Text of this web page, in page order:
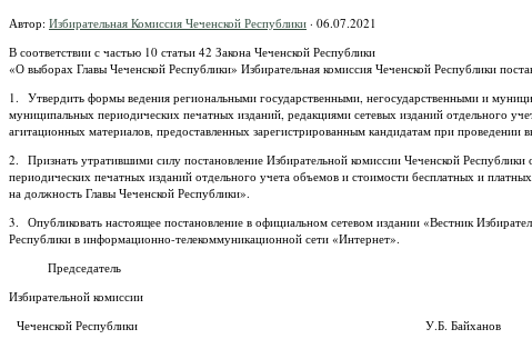
Автор: Избирательная Комиссия Чеченской Республики · 06.07.2021
В соответствии с частью 10 статьи 42 Закона Чеченской Республики
«О выборах Главы Чеченской Республики» Избирательная комиссия Чеченской Республики
1. Утвердить формы ведения региональными государственными, негосударственными и
муниципальных периодических печатных изданий, редакциями сетевых изданий отдельного
агитационных материалов, предоставленных зарегистрированным кандидатам при
2. Признать утратившими силу постановление Избирательной комиссии Чеченской
периодических печатных изданий отдельного учета объемов и стоимости бесплатных и
на должность Главы Чеченской Республики».
3. Опубликовать настоящее постановление в официальном сетевом издании «Вестник
Республики в информационно-телекоммуникационной сети «Интернет».
Председатель
Избирательной комиссии
Чеченской Республики У.Б. Байханов